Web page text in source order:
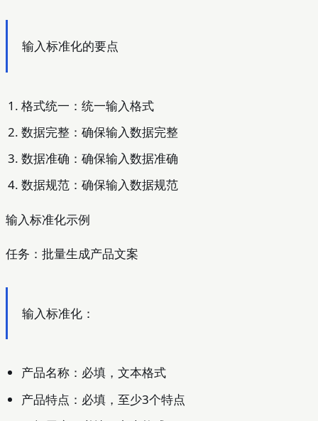
输入标准化的要点
格式统一：统一输入格式
数据完整：确保输入数据完整
数据准确：确保输入数据准确
数据规范：确保输入数据规范
输入标准化示例
任务：批量生成产品文案
输入标准化：
产品名称：必填，文本格式
产品特点：必填，至少3个特点